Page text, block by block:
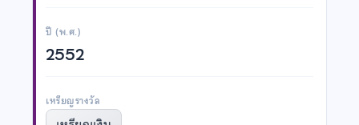
ปี (พ.ศ.)
2552
เหรียญรางวัล